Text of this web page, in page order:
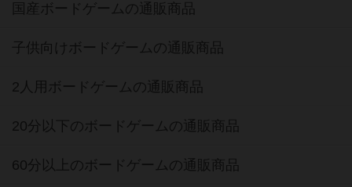
国産ボードゲームの通販商品
子供向けボードゲームの通販商品
2人用ボードゲームの通販商品
20分以下のボードゲームの通販商品
60分以上のボードゲームの通販商品